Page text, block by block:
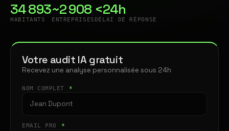
34 893
HABITANTS
~2 908
ENTREPRISES
<24h
DÉLAI DE RÉPONSE
Votre audit IA gratuit
Recevez une analyse personnalisée sous 24h
NOM COMPLET *
EMAIL PRO *